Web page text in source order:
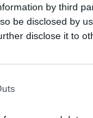
by third
be disclosed by
disclose it to
πολυεθνικής
και της
χώρας.
στρατιωτικά
χρειαστεί».